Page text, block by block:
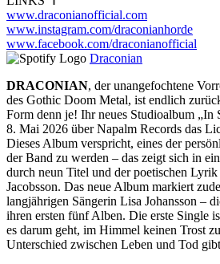
www.draconianofficial.com
www.instagram.com/draconianhorde
www.facebook.com/draconianofficial
Draconian
DRACONIAN, der unangefochtene
des Gothic Doom Metal, ist endlich
Form denn je! Ihr neues Studioalbum
8. Mai 2026 über Napalm Records das
Dieses Album verspricht, eines der
der Band zu werden – das zeigt sich in
durch neun Titel und der poetischen
Jacobsson. Das neue Album markiert
langjährigen Sängerin Lisa Johansson –
ihren ersten fünf Alben. Die erste Single
es darum geht, im Himmel keinen Trost
Unterschied zwischen Leben und Tod